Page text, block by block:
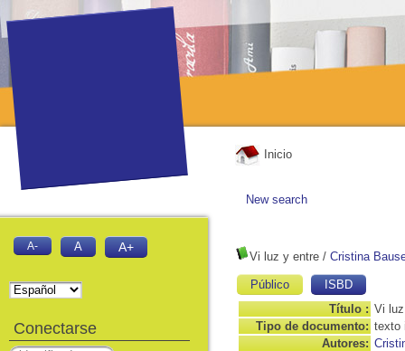
Inicio
New search
Vi luz y entre / Cristina
Público
ISBD
Título : Vi
Tipo de documento: texto
Autores:
A- A A+
Conectarse